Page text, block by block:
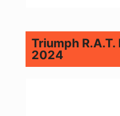
Triumph
2024